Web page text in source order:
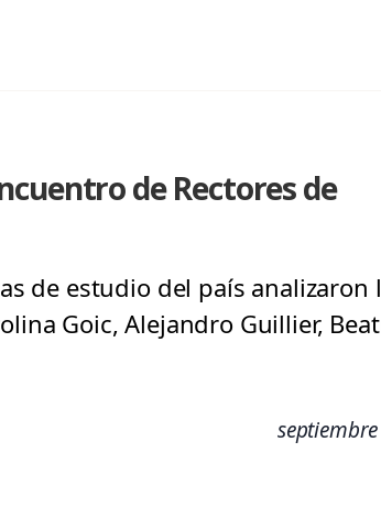
de Rectores de
de estudio del país analizaron
Goic, Alejandro Guillier,